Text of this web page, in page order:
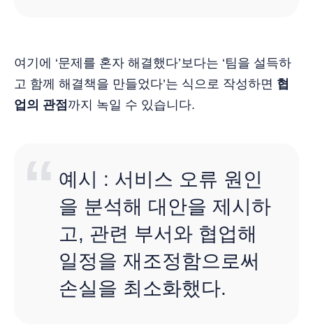
여기에 ‘문제를 혼자 해결했다’보다는 ‘팀을 설득하
고 함께 해결책을 만들었다’는 식으로 작성하면 협
업의 관점 까지 녹일 수 있습니다.
예시 : 서비스 오류 원인
을 분석해 대안을 제시하
고, 관련 부서와 협업해
일정을 재조정함으로써
손실을 최소화했다.